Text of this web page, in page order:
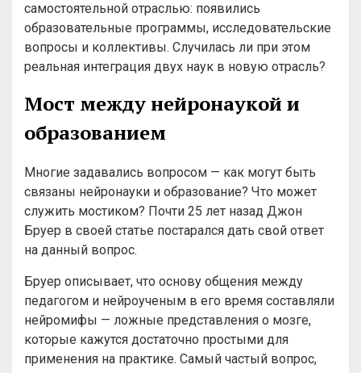
самостоятельной отраслью: появились
образовательные программы, исследовательские
вопросы и коллективы. Случилась ли при этом
реальная интеграция двух наук в новую отрасль?
Мост между нейронаукой и
образованием
Многие задавались вопросом — как могут быть
связаны нейронауки и образование? Что может
служить мостиком? Почти 25 лет назад Джон
Бруер в своей статье постарался дать свой ответ
на данный вопрос.
Бруер описывает, что основу общения между
педагогом и нейроученым в его время составляли
нейромифы — ложные представления о мозге,
которые кажутся достаточно простыми для
применения на практике. Самый частый вопрос,